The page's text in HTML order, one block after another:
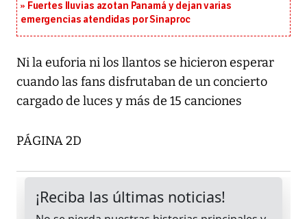
Fuertes lluvias azotan Panamá y dejan varias
emergencias atendidas por Sinaproc
Ni la euforia ni los llantos se hicieron esperar
cuando las fans disfrutaban de un concierto
cargado de luces y más de 15 canciones
PÁGINA 2D